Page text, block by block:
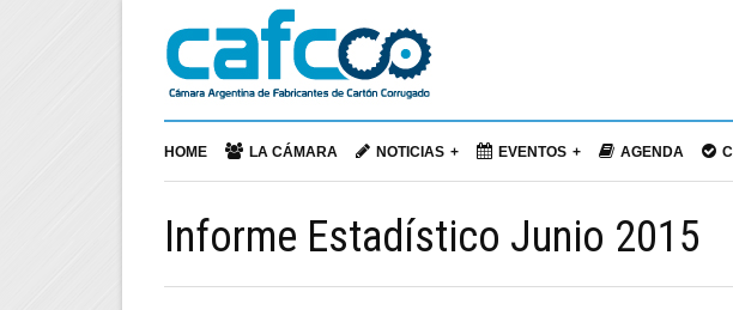
HOME LA CÁMARA NOTICIAS EVENTOS AGENDA
Informe Estadístico Junio 2015